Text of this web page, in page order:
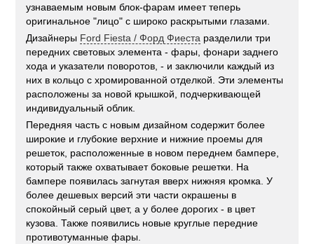
узнаваемым новым блок-фарам имеет теперь
оригинальное "лицо" с широко раскрытыми глазами.
Дизайнеры Ford Fiesta / Форд Фиеста разделили три
передних световых элемента - фары, фонари заднего
хода и указатели поворотов, - и заключили каждый из
них в кольцо с хромированной отделкой. Эти элементы
расположены за новой крышкой, подчеркивающей
индивидуальный облик.
Передняя часть с новым дизайном содержит более
широкие и глубокие верхние и нижние проемы для
решеток, расположенные в новом переднем бампере,
который также охватывает боковые решетки. На
бампере появилась загнутая вверх нижняя кромка. У
более дешевых версий эти части окрашены в
спокойный серый цвет, а у более дорогих - в цвет
кузова. Также появились новые круглые передние
противотуманные фары.